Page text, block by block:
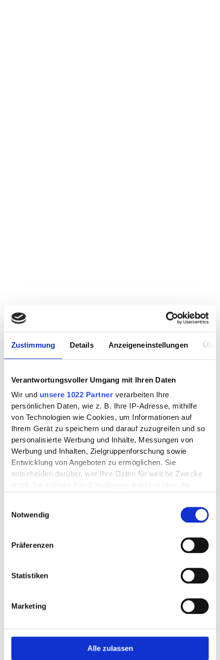
Zustimmung Details Anzeigeneinstellungen
Verantwortungsvoller Umgang mit Ihren Daten
Wir und unsere 1022 Partner verarbeiten Ihre
persönlichen Daten, wie z. B. Ihre IP-Adresse, mithilfe
von Technologien wie Cookies, um Informationen auf
Ihrem Gerät zu speichern und darauf zuzugreifen und so
personalisierte Werbung und Inhalte, Messungen von
Werbung und Inhalten, Zielgruppenforschung sowie
Entwicklung von Angeboten zu ermöglichen. Sie
entscheiden darüber, wer Ihre Daten für welche Zwecke
nutzt. Sie können Ihre Einwilligung jederzeit über die
Informationen über Ihre geografische Lage
erfassen, welche bis auf einige Meter genau sein
Ihr Gerät durch aktives Scannen nach
Erfahren Sie mehr darüber, wie Ihre persönlichen Daten
verarbeitet werden, und legen Sie Ihre Präferenzen im
Wir verwenden Cookies, um Inhalte und Anzeigen zu
Notwendig
Präferenzen
Statistiken
Marketing
Alle zulassen